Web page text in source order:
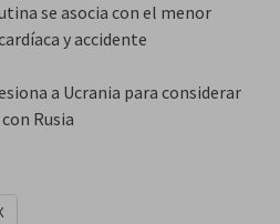
se asocia con el menor
y accidente
a Ucrania para considerar
Rusia